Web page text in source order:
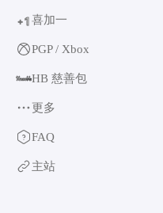
+1喜加一
PGP / Xbox
HB 慈善包
更多
FAQ
主站